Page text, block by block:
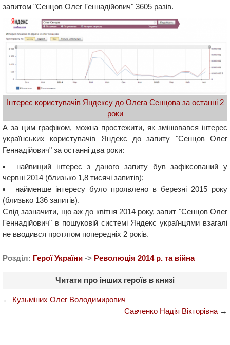
запитом "Сенцов Олег Геннадійович" 3605 разів.
Інтерес користувачів Яндексу до Олега Сенцова за останні 2
роки
А за цим графіком, можна простежити, як змінювався інтерес
українських користувачів Яндекс до запиту "Сенцов Олег
Геннадійович" за останні два роки:
найвищий інтерес з даного запиту був зафіксований у
червні 2014 (близько 1,8 тисячі запитів);
найменше інтересу було проявлено в березні 2015 року
(близько 136 запитів).
Слід зазначити, що аж до квітня 2014 року, запит "Сенцов Олег
Геннадійович" в пошуковій системі Яндекс українцями взагалі
не вводився протягом попередніх 2 років.
Розділ: Герої України -> Революція 2014 р. та війна
Читати про інших героїв в книзі
← Кузьміних Олег Володимирович
Савченко Надія Вікторівна →